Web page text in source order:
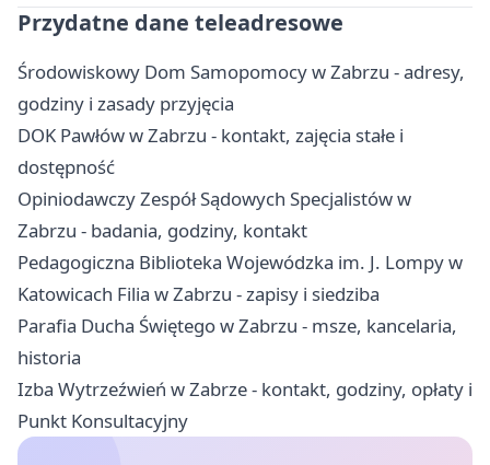
Przydatne dane teleadresowe
Środowiskowy Dom Samopomocy w Zabrzu - adresy,
godziny i zasady przyjęcia
DOK Pawłów w Zabrzu - kontakt, zajęcia stałe i
dostępność
Opiniodawczy Zespół Sądowych Specjalistów w
Zabrzu - badania, godziny, kontakt
Pedagogiczna Biblioteka Wojewódzka im. J. Lompy w
Katowicach Filia w Zabrzu - zapisy i siedziba
Parafia Ducha Świętego w Zabrzu - msze, kancelaria,
historia
Izba Wytrzeźwień w Zabrze - kontakt, godziny, opłaty i
Punkt Konsultacyjny